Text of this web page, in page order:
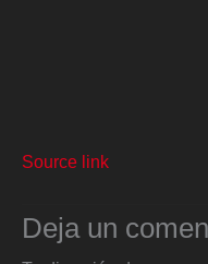
Source link
Deja un